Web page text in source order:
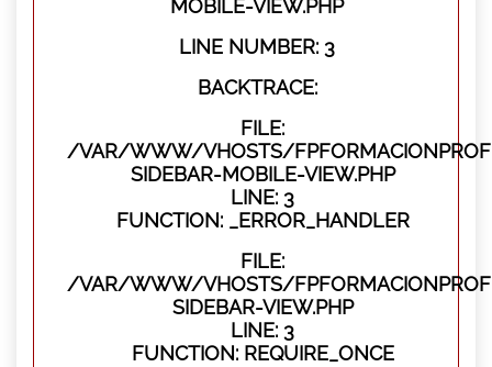
MOBILE-VIEW.PHP
LINE NUMBER: 3
BACKTRACE:
FILE:
/VAR/WWW/VHOSTS/
SIDEBAR-MOBILE-VIEW.PHP
LINE: 3
FUNCTION: _ERROR_HANDLER
FILE:
/VAR/WWW/VHOSTS/
SIDEBAR-VIEW.PHP
LINE: 3
FUNCTION: REQUIRE_ONCE